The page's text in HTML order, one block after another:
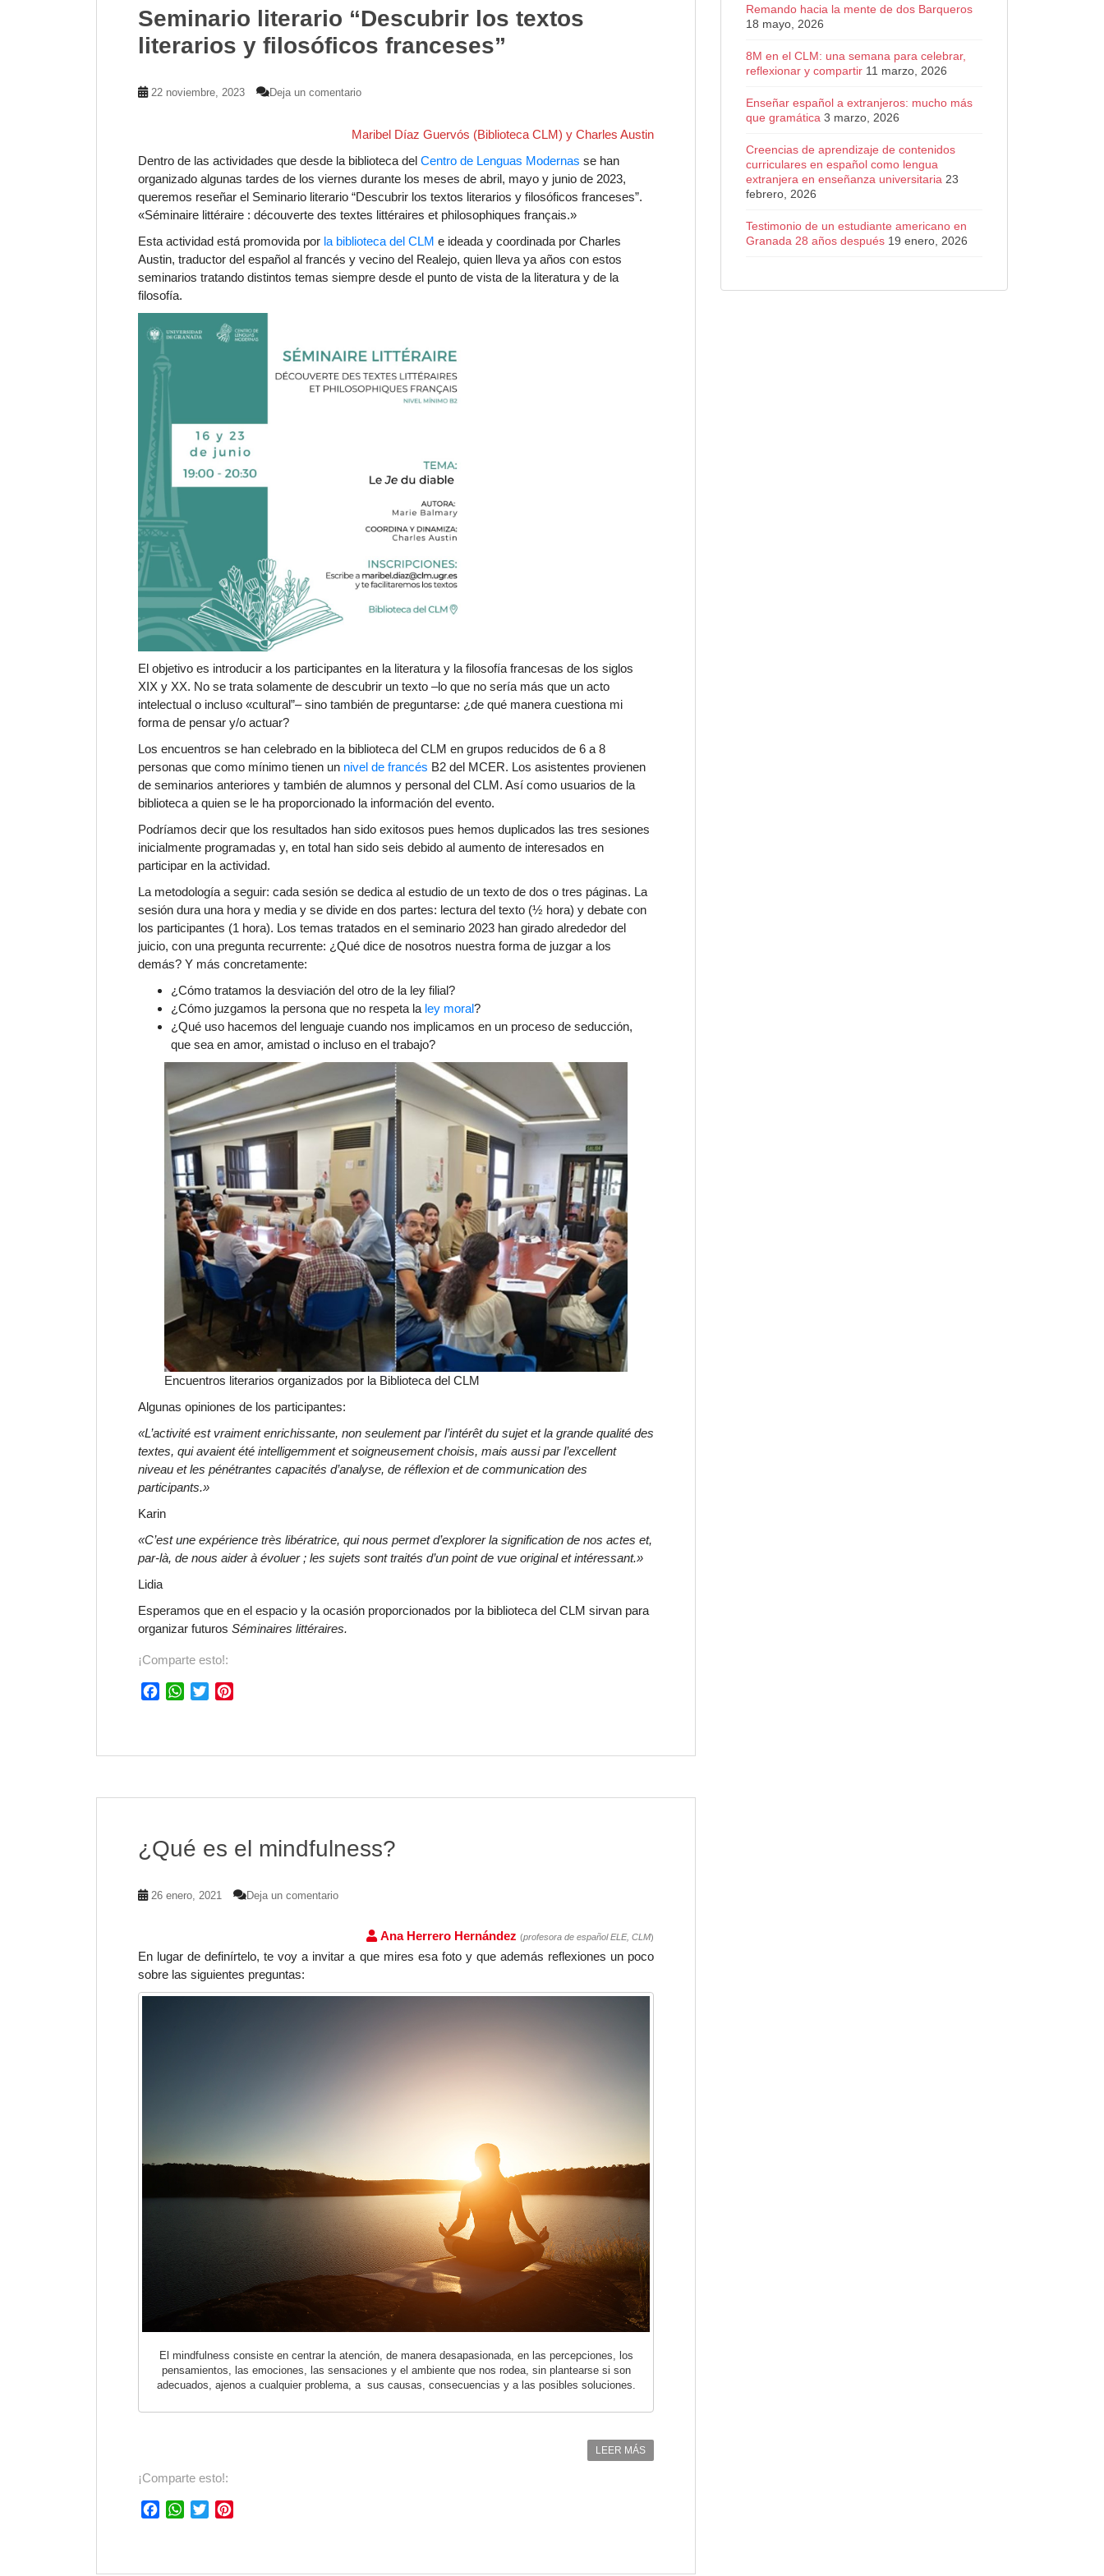
Seminario literario “Descubrir los textos
literarios y filosóficos franceses”
22 noviembre, 2023 Deja un comentario
Maribel Díaz Guervós (Biblioteca CLM) y Charles Austin
Dentro de las actividades que desde la biblioteca del Centro de Lenguas Modernas se han
organizado algunas tardes de los viernes durante los meses de abril, mayo y junio de 2023,
queremos reseñar el Seminario literario “Descubrir los textos literarios y filosóficos franceses”.
«Séminaire littéraire : découverte des textes littéraires et philosophiques français.»
Esta actividad está promovida por la biblioteca del CLM e ideada y coordinada por Charles
Austin, traductor del español al francés y vecino del Realejo, quien lleva ya años con estos
seminarios tratando distintos temas siempre desde el punto de vista de la literatura y de la
filosofía.
El objetivo es introducir a los participantes en la literatura y la filosofía francesas de los siglos
XIX y XX. No se trata solamente de descubrir un texto –lo que no sería más que un acto
intelectual o incluso «cultural”– sino también de preguntarse: ¿de qué manera cuestiona mi
forma de pensar y/o actuar?
Los encuentros se han celebrado en la biblioteca del CLM en grupos reducidos de 6 a 8
personas que como mínimo tienen un nivel de francés B2 del MCER. Los asistentes provienen
de seminarios anteriores y también de alumnos y personal del CLM. Así como usuarios de la
biblioteca a quien se le ha proporcionado la información del evento.
Podríamos decir que los resultados han sido exitosos pues hemos duplicados las tres sesiones
inicialmente programadas y, en total han sido seis debido al aumento de interesados en
participar en la actividad.
La metodología a seguir: cada sesión se dedica al estudio de un texto de dos o tres páginas. La
sesión dura una hora y media y se divide en dos partes: lectura del texto (½ hora) y debate con
los participantes (1 hora). Los temas tratados en el seminario 2023 han girado alrededor del
juicio, con una pregunta recurrente: ¿Qué dice de nosotros nuestra forma de juzgar a los
demás? Y más concretamente:
¿Cómo tratamos la desviación del otro de la ley filial?
¿Cómo juzgamos la persona que no respeta la ley moral?
¿Qué uso hacemos del lenguaje cuando nos implicamos en un proceso de seducción,
que sea en amor, amistad o incluso en el trabajo?
Encuentros literarios organizados por la Biblioteca del CLM
Algunas opiniones de los participantes:
«L’activité est vraiment enrichissante, non seulement par l’intérêt du sujet et la grande qualité des
textes, qui avaient été intelligemment et soigneusement choisis, mais aussi par l’excellent
niveau et les pénétrantes capacités d’analyse, de réflexion et de communication des
participants.»
Karin
«C’est une expérience très libératrice, qui nous permet d’explorer la signification de nos actes et,
par-là, de nous aider à évoluer ; les sujets sont traités d’un point de vue original et intéressant.»
Lidia
Esperamos que en el espacio y la ocasión proporcionados por la biblioteca del CLM sirvan para
organizar futuros Séminaires littéraires.
¡Comparte esto!:
o
W
p
r
e
¿Qué es el mindfulness?
26 enero, 2021 Deja un comentario
Ana Herrero Hernández (profesora de español ELE, CLM)
En lugar de definírtelo, te voy a invitar a que mires esa foto y que además reflexiones un poco
sobre las siguientes preguntas:
El mindfulness consiste en centrar la atención, de manera desapasionada, en las percepciones, los
pensamientos, las emociones, las sensaciones y el ambiente que nos rodea, sin plantearse si son
adecuados, ajenos a cualquier problema, a sus causas, consecuencias y a las posibles soluciones.
LEER MÁS
¡Comparte esto!:
W
Remando hacia la mente de dos Barqueros
18 mayo, 2026
8M en el CLM: una semana para celebrar,
reflexionar y compartir 11 marzo, 2026
Enseñar español a extranjeros: mucho más
que gramática 3 marzo, 2026
Creencias de aprendizaje de contenidos
curriculares en español como lengua
extranjera en enseñanza universitaria 23
febrero, 2026
Testimonio de un estudiante americano en
Granada 28 años después 19 enero, 2026